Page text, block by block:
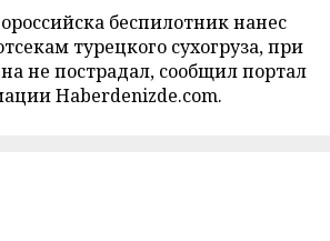
беспилотник нанес
турецкого сухогруза, при
не пострадал, сообщил портал
Haberdenizde.com.